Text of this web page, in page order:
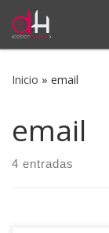
Saltar al
Inicio » email
email
4 entradas